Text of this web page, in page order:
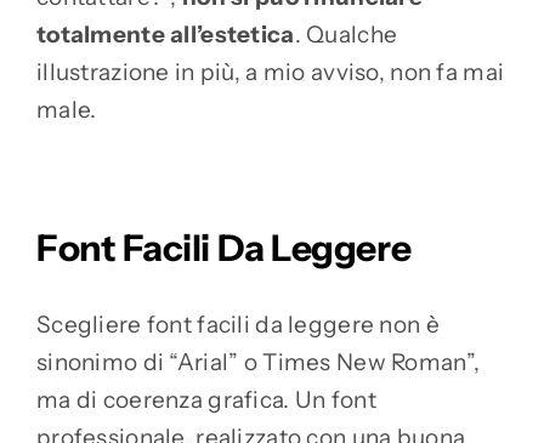
totalmente all’estetica. Qualche
illustrazione in più, a mio avviso, non fa mai
male.
Font Facili Da Leggere
Scegliere font facili da leggere non è
sinonimo di “Arial” o Times New Roman”,
ma di coerenza grafica. Un font